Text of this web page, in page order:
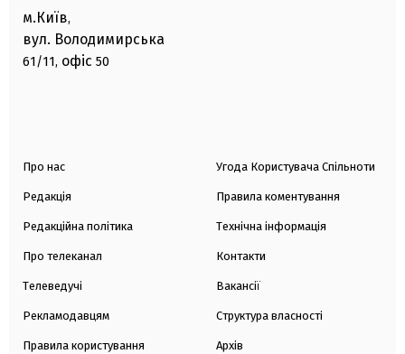
м.Київ,
вул. Володимирська
61/11, офіс 50
Про нас
Редакція
Редакційна політика
Про телеканал
Телеведучі
Рекламодавцям
Правила користування
Угода Користувача Спільноти
Правила коментування
Технічна інформація
Контакти
Вакансії
Структура власності
Архів